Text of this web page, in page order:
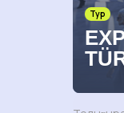
Тур